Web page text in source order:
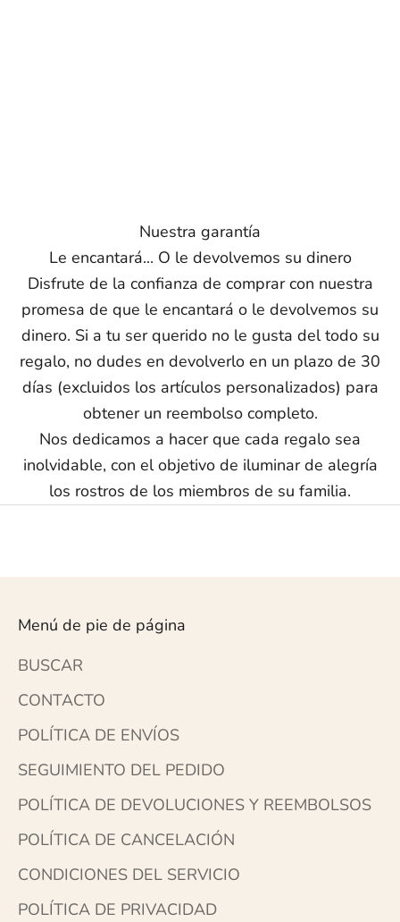
Nuestra garantía
Le encantará... O le devolvemos su dinero
Disfrute de la confianza de comprar con nuestra
promesa de que le encantará o le devolvemos su
dinero. Si a tu ser querido no le gusta del todo su
regalo, no dudes en devolverlo en un plazo de 30
días (excluidos los artículos personalizados) para
obtener un reembolso completo.
Nos dedicamos a hacer que cada regalo sea
inolvidable, con el objetivo de iluminar de alegría
los rostros de los miembros de su familia.
Menú de pie de página
BUSCAR
CONTACTO
POLÍTICA DE ENVÍOS
SEGUIMIENTO DEL PEDIDO
POLÍTICA DE DEVOLUCIONES Y REEMBOLSOS
POLÍTICA DE CANCELACIÓN
CONDICIONES DEL SERVICIO
POLÍTICA DE PRIVACIDAD